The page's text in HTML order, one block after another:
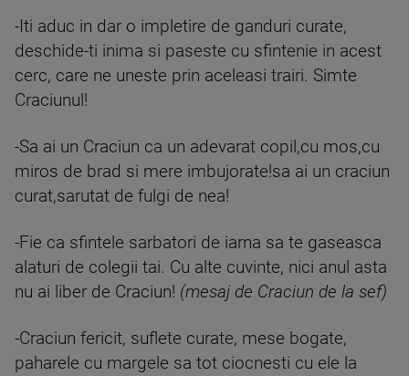
-Iti aduc in dar o impletire de ganduri curate,
deschide-ti inima si paseste cu sfintenie in acest
cerc, care ne uneste prin aceleasi trairi. Simte
Craciunul!
-Sa ai un Craciun ca un adevarat copil,cu mos,cu
miros de brad si mere imbujorate!sa ai un craciun
curat,sarutat de fulgi de nea!
-Fie ca sfintele sarbatori de iarna sa te gaseasca
alaturi de colegii tai. Cu alte cuvinte, nici anul asta
nu ai liber de Craciun! (mesaj de Craciun de la sef)
-Craciun fericit, suflete curate, mese bogate,
paharele cu margele sa tot ciocnesti cu ele la